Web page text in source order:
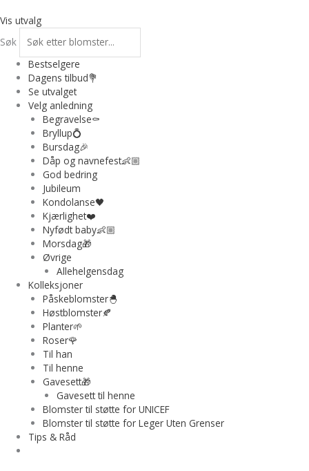
rett
innholdet
Vis utvalg
Søk
Bestselgere
Dagens tilbud💐
Se utvalget
Velg anledning
Begravelse⚰️
Bryllup💍
Bursdag🎉
Dåp og navnefest👶🏼
God bedring
Jubileum
Kondolanse🖤
Kjærlighet❤️
Nyfødt baby👶🏼
Morsdag🎁
Øvrige
Allehelgensdag
Kolleksjoner
Påskeblomster🐣
Høstblomster🍂
Planter🌱
Roser🌹
Til han
Til henne
Gavesett🎁
Gavesett til henne
Blomster til støtte for UNICEF
Blomster til støtte for Leger Uten Grenser
Tips & Råd